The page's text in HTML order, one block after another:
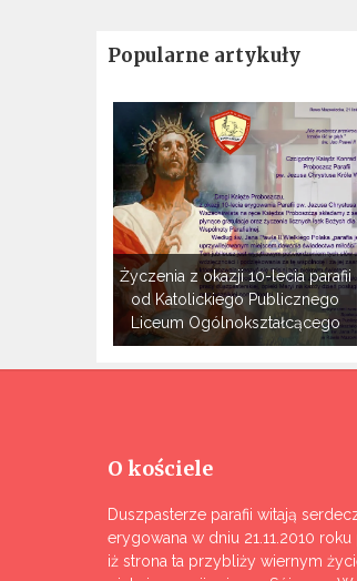
Popularne artykuły
Życzenia z okazji 10-lecia parafii
od Katolickiego Publicznego
Liceum Ogólnokształcącego
O kościele
Duszpasterze parafii witają
erygowana w dniu 21.11.2010
iż strona ta przybliży wiernym